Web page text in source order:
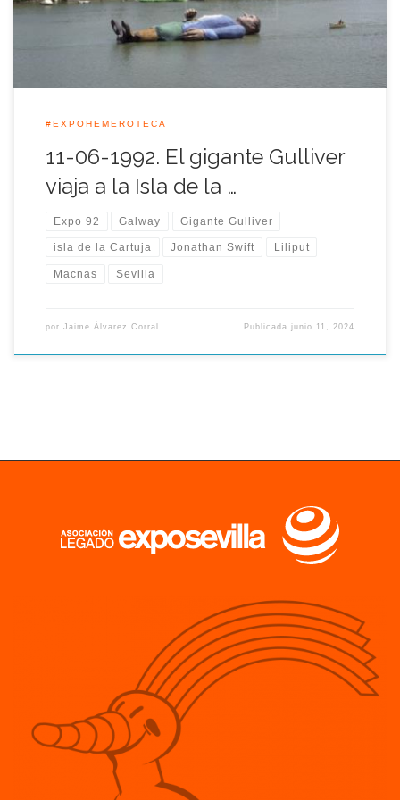
junto a las réplicas de las carabelas de Colón y de la nao […]
#EXPOHEMEROTECA
11-06-1992. El gigante Gulliver
viaja a la Isla de la …
Expo 92 Galway Gigante Gulliver
isla de la Cartuja Jonathan Swift Liliput
Macnas Sevilla
por Jaime Álvarez Corral Publicadajunio 11, 2024